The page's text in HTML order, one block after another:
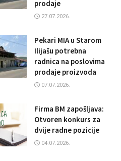
prodaje
27.07.2026.
Pekari MIA u Starom
Ilijašu potrebna
radnica na poslovima
prodaje proizvoda
07.07.2026.
Firma BM zapošljava:
Otvoren konkurs za
dvije radne pozicije
04.07.2026.